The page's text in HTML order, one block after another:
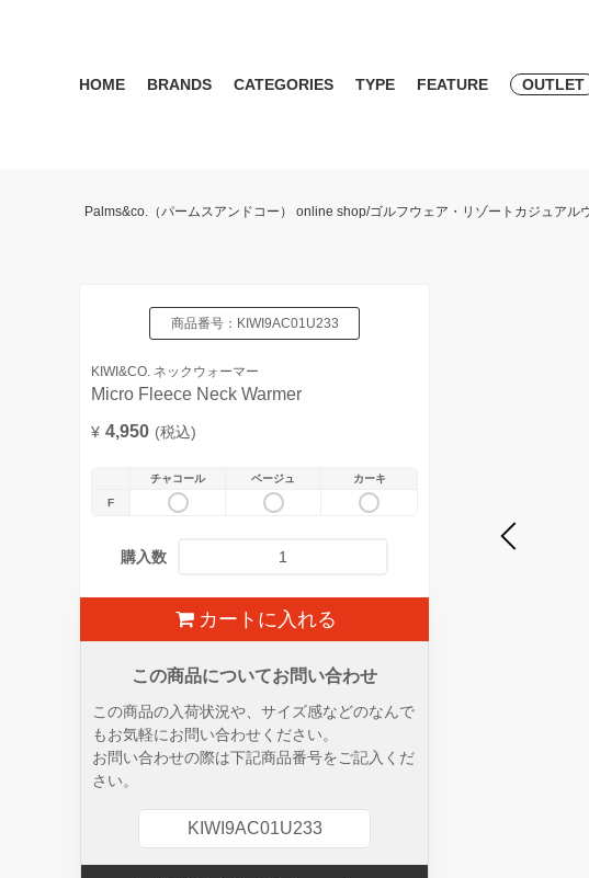
HOME BRANDS CATEGORIES TYPE FEATURE OUTLET
Palms&co.（パームスアンドコー） online shop/ゴルフウェア・リゾートカジュアル
商品番号： KIWI9AC01U233
KIWI&CO. ネックウォーマー
Micro Fleece Neck Warmer
¥ 4,950 (税込)
チャコール ベージュ
カーキ
F
購入数
カートに入れる
この商品についてお問い合わせ
この商品の入荷状況や、サイズ感などのなんで
もお気軽にお問い合わせください。
お問い合わせの際は下記商品番号をご記入くだ
さい。
KIWI9AC01U233